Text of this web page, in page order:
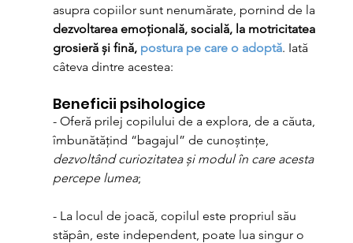
asupra copiilor sunt nenumărate, pornind de la
dezvoltarea emoțională, socială, la motricitatea
grosieră și fină, postura pe care o adoptă. Iată
câteva dintre acestea:
Beneficii psihologice
- Oferă prilej copilului de a explora, de a căuta,
îmbunătățind “bagajul” de cunoștințe,
dezvoltând curiozitatea și modul în care acesta
percepe lumea;
- La locul de joacă, copilul este propriul său
stăpân, este independent, poate lua singur o